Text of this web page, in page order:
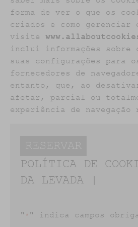
forma de ver o que os
criados e como
visite
inclui informações sobre
suas configurações para
fornecedores de
entanto, que, ao
afetar, parcial ou
experiência de
RESERVAR
POLÍTICA DE
DA LEVADA |
" * " indica campos